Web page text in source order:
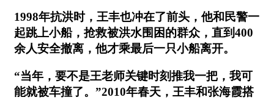
1998年抗洪时，王丰也冲在了前头，他和民警一
起跳上小船，抢救被洪水围困的群众，直到400
余人安全撤离，他才乘最后一只小船离开。
“当年，要不是王老师关键时刻推我一把，我可
能就被车撞了。”2010年春天，王丰和张海霞搭